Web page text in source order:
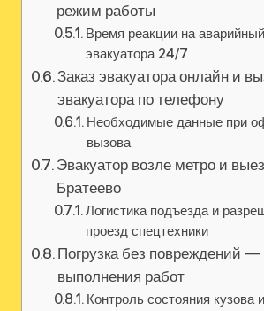
режим работы
Время реакции на
эвакуатора 24/7
Заказ эвакуатора онлайн и
эвакуатора по телефону
Необходимые данные при
вызова
Эвакуатор возле метро и
Братеево
Логистика подъезда и
проезд спецтехники
Погрузка без повреждений —
выполнения работ
Контроль состояния кузова